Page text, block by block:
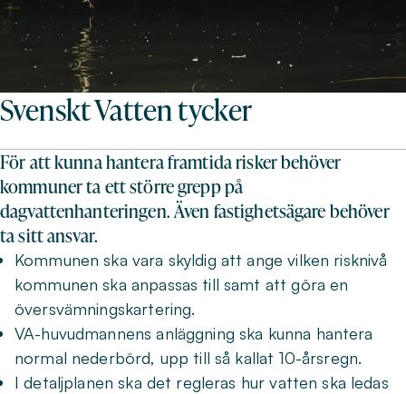
Svenskt Vatten tycker
För att kunna hantera framtida risker behöver
kommuner ta ett större grepp på
dagvattenhanteringen. Även fastighetsägare behöver
ta sitt ansvar.
Kommunen ska vara skyldig att ange vilken risknivå
kommunen ska anpassas till samt att göra en
översvämningskartering.
VA-huvudmannens anläggning ska kunna hantera
normal nederbörd, upp till så kallat 10-årsregn.
I detaljplanen ska det regleras hur vatten ska ledas